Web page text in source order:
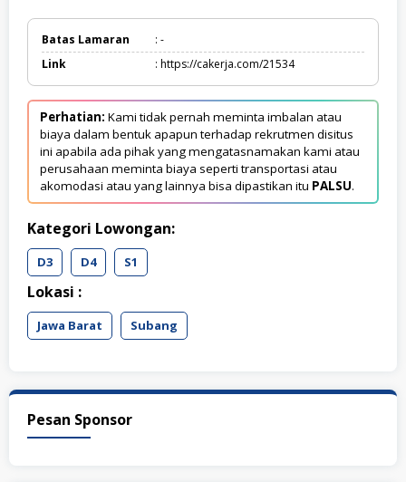
Batas Lamaran
: -
Link
: https://cakerja.com/21534
Perhatian: Kami tidak pernah meminta imbalan atau
biaya dalam bentuk apapun terhadap rekrutmen disitus
ini apabila ada pihak yang mengatasnamakan kami atau
perusahaan meminta biaya seperti transportasi atau
akomodasi atau yang lainnya bisa dipastikan itu PALSU.
Kategori Lowongan:
D3 D4 S1
Lokasi :
Jawa Barat Subang
Pesan Sponsor